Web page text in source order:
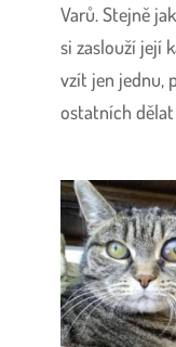
Varů. Stejně
si zaslouží její
vzít jen jednu,
ostatních dělat